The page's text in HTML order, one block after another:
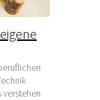
verstehen